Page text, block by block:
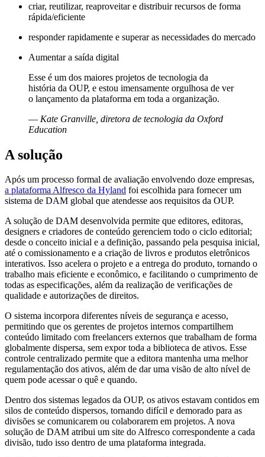
criar, reutilizar, reaproveitar e distribuir recursos de forma
rápida/eficiente
responder rapidamente e superar as necessidades do mercado
Aumentar a saída digital
Esse é um dos maiores projetos de tecnologia da
história da OUP, e estou imensamente orgulhosa de ver
o lançamento da plataforma em toda a organização.
— Kate Granville, diretora de tecnologia da Oxford
Education
A solução
Após um processo formal de avaliação envolvendo doze empresas,
a plataforma Alfresco da Hyland foi escolhida para fornecer um
sistema de DAM global que atendesse aos requisitos da OUP.
A solução de DAM desenvolvida permite que editores, editoras,
designers e criadores de conteúdo gerenciem todo o ciclo editorial;
desde o conceito inicial e a definição, passando pela pesquisa inicial,
até o comissionamento e a criação de livros e produtos eletrônicos
interativos. Isso acelera o projeto e a entrega do produto, tornando o
trabalho mais eficiente e econômico, e facilitando o cumprimento de
todas as especificações, além da realização de verificações de
qualidade e autorizações de direitos.
O sistema incorpora diferentes níveis de segurança e acesso,
permitindo que os gerentes de projetos internos compartilhem
conteúdo limitado com freelancers externos que trabalham de forma
globalmente dispersa, sem expor toda a biblioteca de ativos. Esse
controle centralizado permite que a editora mantenha uma melhor
regulamentação dos ativos, além de dar uma visão de alto nível de
quem pode acessar o quê e quando.
Dentro dos sistemas legados da OUP, os ativos estavam contidos em
silos de conteúdo dispersos, tornando difícil e demorado para as
divisões se comunicarem ou colaborarem em projetos. A nova
solução de DAM atribui um site do Alfresco correspondente a cada
divisão, tudo isso dentro de uma plataforma integrada.